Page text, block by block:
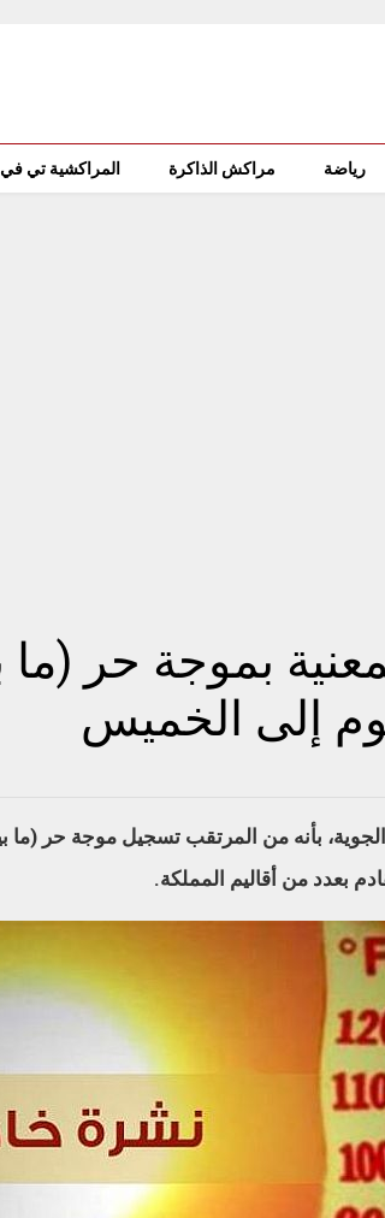
رياضة مراكش الذاكرة المراكشية تي في
إلى الخميس
بعدد من أقاليم المملكة.